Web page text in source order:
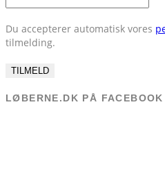
Du accepterer automatisk vores
tilmelding.
LØBERNE.DK PÅ FACEBOOK